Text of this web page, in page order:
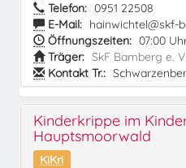
Telefon: 0951 22508
E-Mail: hainwichtel@skf-
Öffnungszeiten: 07:00
Träger: SkF Bamberg e. V.
Kontakt Tr.:
Kinderkrippe im
Hauptsmoorwald
KiKri